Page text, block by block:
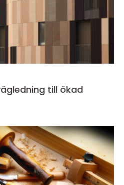
till ökad